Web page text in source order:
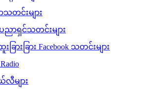
တင်းများ
ညာရှင်သတင်းများ
ခြားခြား Facebook သတင်းများ
လီများ